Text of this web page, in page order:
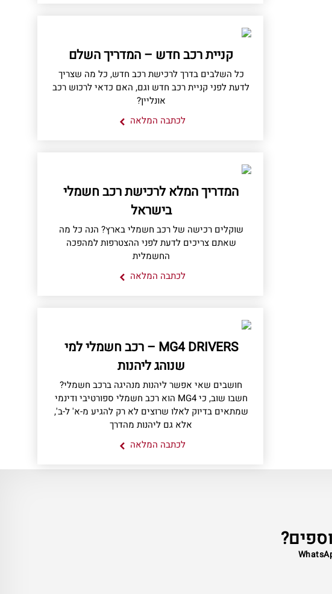
קניית רכב חדש – המדריך השלם
כל השלבים בדרך לרכישת רכב חדש, כל מה שצריך
לדעת לפני קניית רכב חדש וגם, האם כדאי לרכוש רכב
אונליין?
לכתבה המלאה
המדריך המלא לרכישת רכב חשמלי
בישראל
שוקלים רכישה של רכב חשמלי בארץ? הנה כל מה
שאתם צריכים לדעת לפני ההצטרפות למהפכה
החשמלית
לכתבה המלאה
MG4 DRIVERS – רכב חשמלי למי
שנוהג ליהנות
חושבים שאי אפשר ליהנות מנהיגה ברכב חשמלי?
חשבו שוב, כי MG4 הוא רכב חשמלי ספורטיבי ודינמי
שמתאים בדיוק לאלו שרוצים לא רק להגיע מ-א' ל-ב',
אלא גם ליהנות מהדרך
לכתבה המלאה